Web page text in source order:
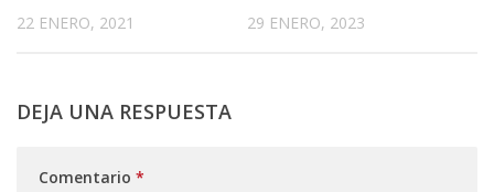
22 ENERO, 2021 29 ENERO, 2023
DEJA UNA RESPUESTA
Comentario *